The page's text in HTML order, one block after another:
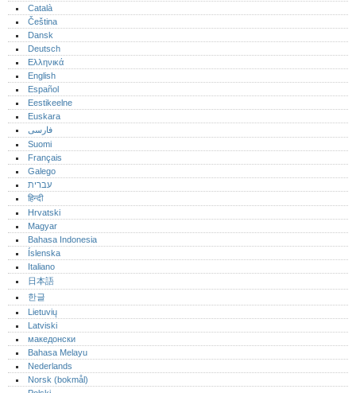
Català
Čeština
Dansk
Deutsch
Ελληνικά
English
Español
Eestikeelne
Euskara
فارسی
Suomi
Français
Galego
עברית
हिन्दी
Hrvatski
Magyar
Bahasa Indonesia
Íslenska
Italiano
日本語
한글
Lietuvių
Latviski
македонски
Bahasa Melayu
Nederlands
Norsk (bokmål)‎